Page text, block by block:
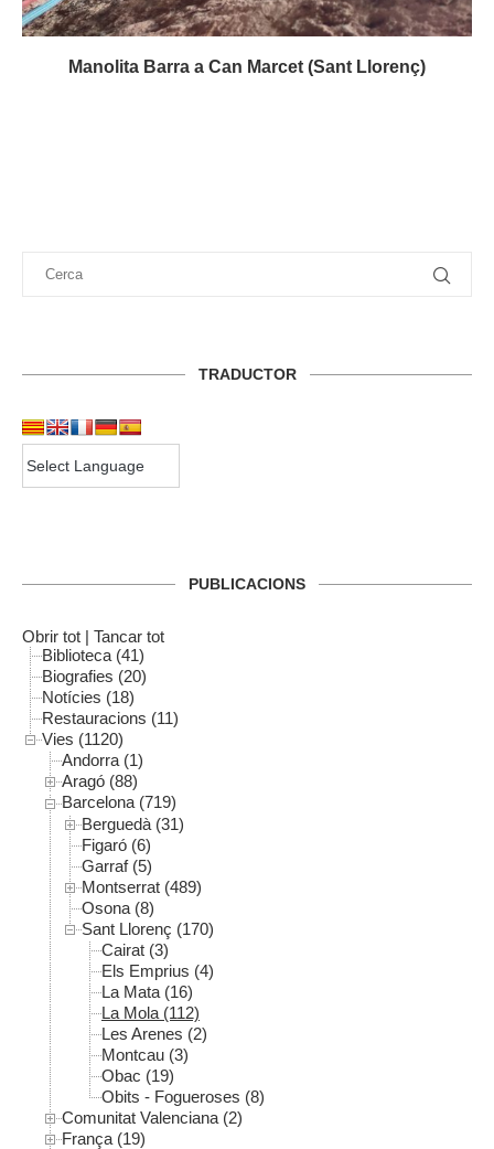
Manolita Barra a Can Marcet (Sant Llorenç)
TRADUCTOR
PUBLICACIONS
Obrir tot | Tancar tot
Biblioteca (41)
Biografies (20)
Notícies (18)
Restauracions (11)
Vies (1120)
Andorra (1)
Aragó (88)
Barcelona (719)
Berguedà (31)
Figaró (6)
Garraf (5)
Montserrat (489)
Osona (8)
Sant Llorenç (170)
Cairat (3)
Els Emprius (4)
La Mata (16)
La Mola (112)
Les Arenes (2)
Montcau (3)
Obac (19)
Obits - Fogueroses (8)
Comunitat Valenciana (2)
França (19)